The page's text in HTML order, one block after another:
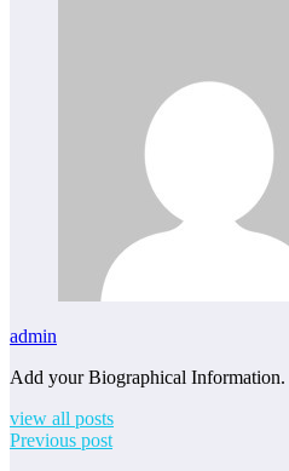
admin
Add your Biographical Information.
view all posts
Previous post